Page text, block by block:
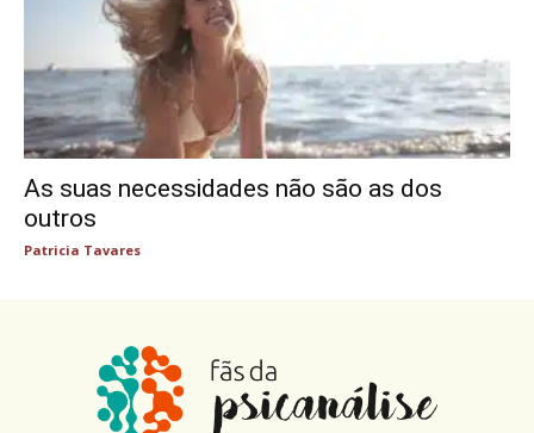
As suas necessidades não são as dos
outros
Patricia Tavares